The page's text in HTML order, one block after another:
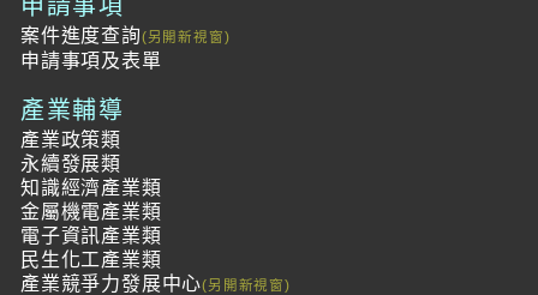
申請事項
案件進度查詢
申請事項及表單
產業輔導
產業政策類
永續發展類
知識經濟產業類
金屬機電產業類
電子資訊產業類
民生化工產業類
產業競爭力發展中心